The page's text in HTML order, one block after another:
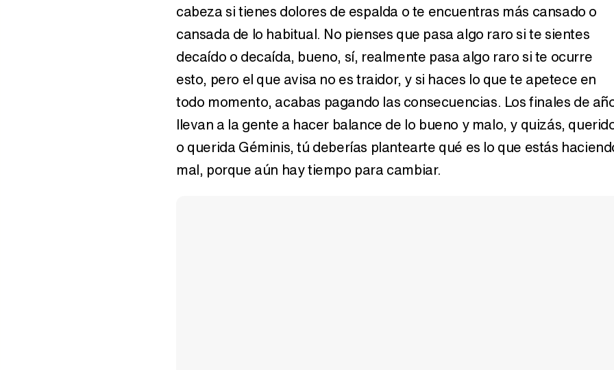
cabeza si tienes dolores de espalda o te encuentras más cansado o
cansada de lo habitual. No pienses que pasa algo raro si te sientes
decaído o decaída, bueno, sí, realmente pasa algo raro si te ocurre
esto, pero el que avisa no es traidor, y si haces lo que te apetece en
todo momento, acabas pagando las consecuencias. Los finales de
llevan a la gente a hacer balance de lo bueno y malo, y quizás,
o querida Géminis, tú deberías plantearte qué es lo que estás
mal, porque aún hay tiempo para cambiar.
Cómo enamorar a un
Géminis hombre
Rituales para atraer dinero
si eres Géminis
Cómo